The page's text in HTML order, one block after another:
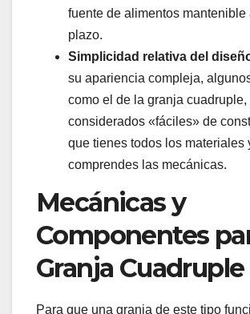
fuente de alimentos mantenible
plazo.
Simplicidad relativa del
su apariencia compleja,
como el de la granja cuadruple,
considerados «fáciles» de
que tienes todos los materiales
comprendes las mecánicas.
Mecánicas y
Componentes
Granja Cuadruple
Para que una granja de este tipo